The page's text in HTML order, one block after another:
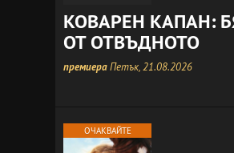
КОВАРЕН КАПАН:
ОТ ОТВЪДНОТО
премиераПетък, 21.08.2026
ОЧАКВАЙТЕ